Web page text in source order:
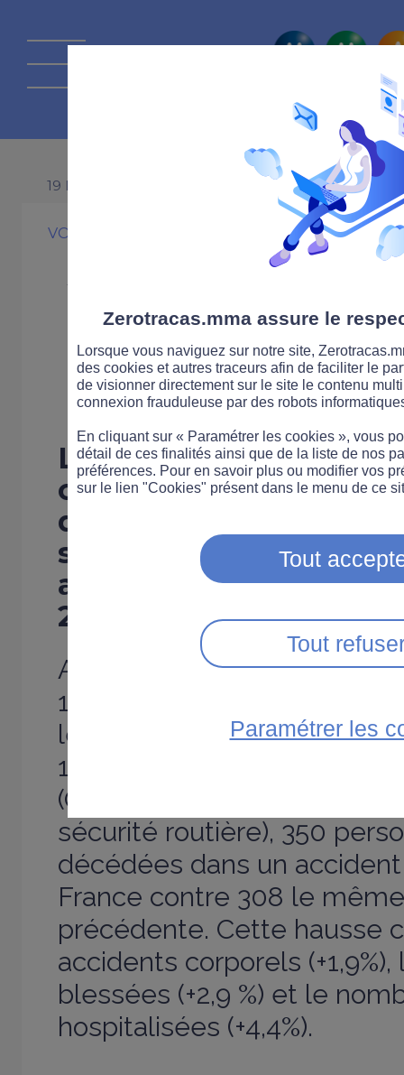
La route
19 NOVEMBRE 2014
VOITURE SÉCURITÉ ROUTIÈRE
Sécurité
de 13,6 % du
tués en
La Sécurité routière a
chiffres du mois
de tués continue
septembre avec une
au mois d’octobre
2013.
Alors que le nombre de
1,3 % en septembre par
le mois d’octobre lui,
13, 6 %. Ainsi, selon les
(Observatoire national
sécurité routière), 350
décédées dans un
France contre 308 le
précédente. Cette hausse
accidents corporels
blessées (+2,9 %) et le
hospitalisées (+4,4%).
Zerotracas.mma assure le
Lorsque vous naviguez sur notre site,
des cookies et autres traceurs afin de faciliter le
de visionner directement sur le site le contenu
connexion frauduleuse par des robots
En cliquant sur « Paramétrer les cookies », vous
détail de ces finalités ainsi que de la liste de nos
préférences. Pour en savoir plus ou modifier vos
sur le lien "Cookies" présent dans le menu de ce
Tout
Tout
Paramétrer les